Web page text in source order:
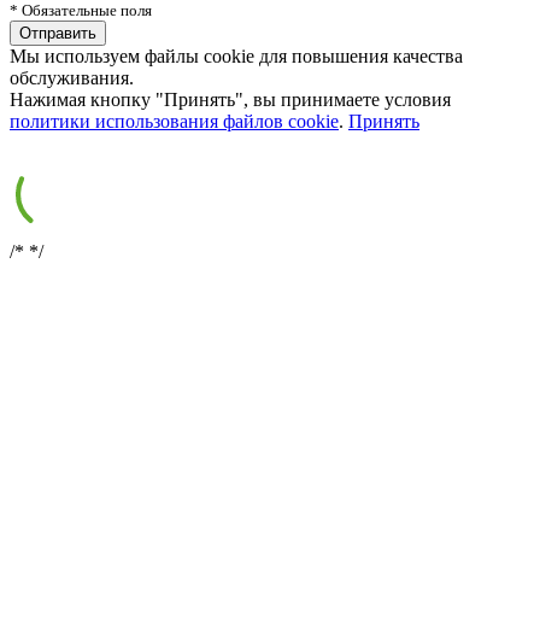
* Обязательные поля
Мы используем файлы cookie для повышения качества
обслуживания.
Нажимая кнопку "Принять", вы принимаете условия
политики использования файлов cookie. Принять
/* */